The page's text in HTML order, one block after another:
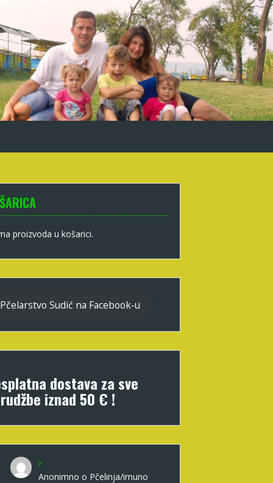
proizvoda u košarici.
Pčelarstvo Sudić na Facebook-u
dostava za sve
iznad 50 € !
Anonimno o Pčelinja/imuno